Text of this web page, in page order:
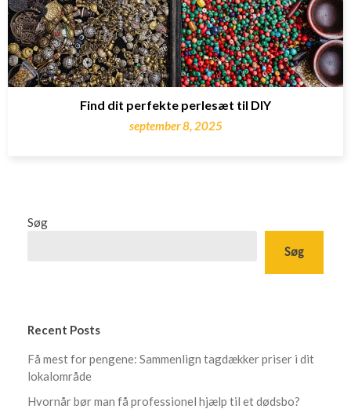
Find dit perfekte perlesæt til DIY
september 8, 2025
Søg
Søg
Recent Posts
Få mest for pengene: Sammenlign tagdækker priser i dit
lokalområde
Hvornår bør man få professionel hjælp til et dødsbo?